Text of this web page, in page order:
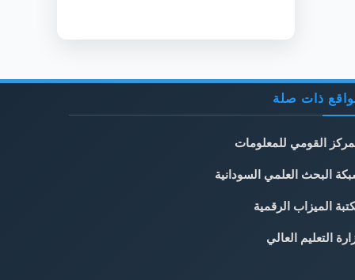
ذات صلة
القومي للمعلومات
البحث العلمي السودانية
الميزاب الرقمية
التعليم العالي